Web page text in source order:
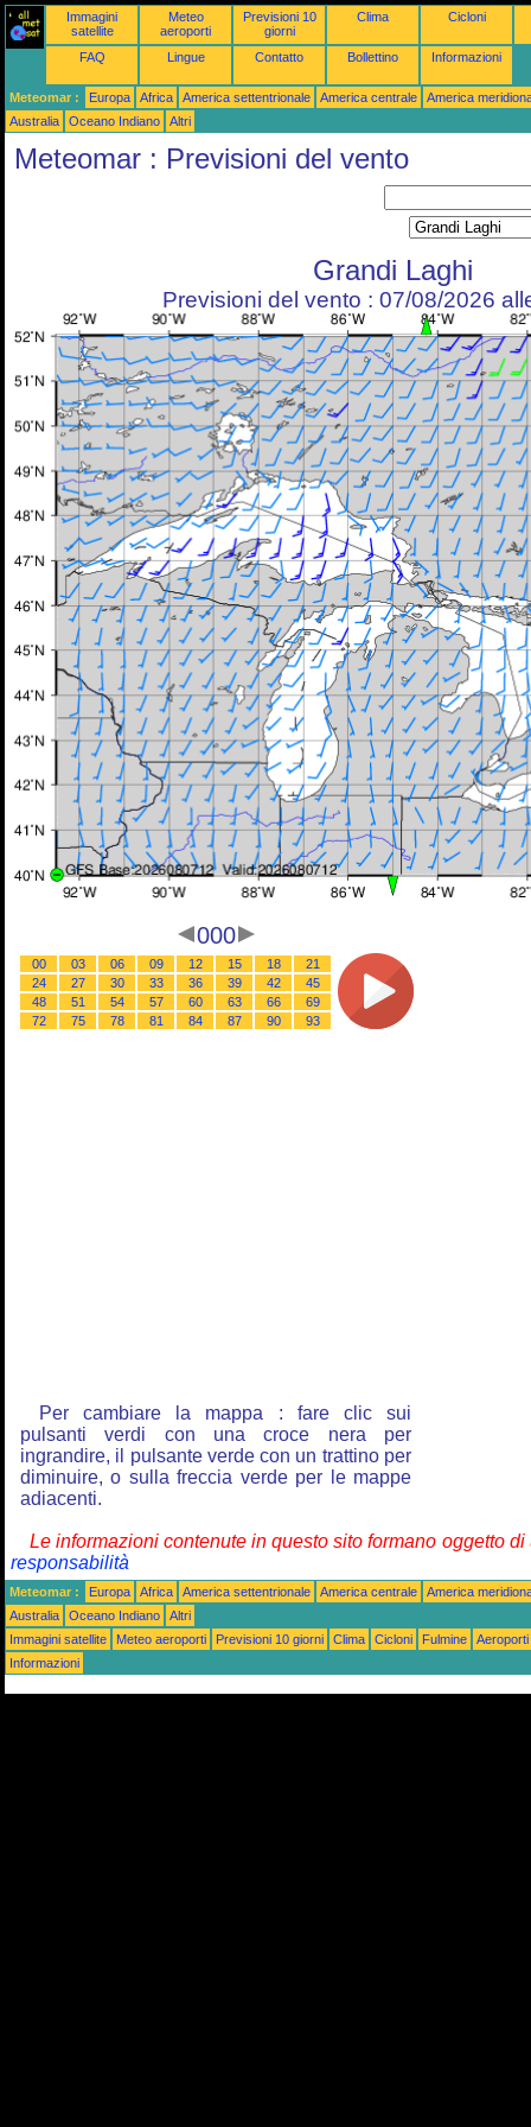
Immagini
satellite
Meteo
aeroporti
Previsioni 10
giorni
Clima Cicloni
FAQ Lingue Contatto Bollettino Informazioni
Meteomar : Europa Africa America settentrionale America centrale
America
Australia
Oceano Indiano Altri
Meteomar : Previsioni del vento
Grandi Laghi
Previsioni del vento : 07/08/2026
000
00 03 06 09 12 15 18
21
24
27 30 33 36 39 42
45
48
51 54 57 60 63 66
69
72
75 78 81 84 87 90 93
Per cambiare la mappa : fare clic sui
pulsanti verdi con una croce nera per
ingrandire, il pulsante verde con un trattino per
diminuire, o sulla freccia verde per le mappe
adiacenti.
Le informazioni contenute in questo sito formano oggetto
responsabilità
Meteomar : Europa Africa America settentrionale America centrale
America
Australia
Oceano Indiano
Altri
Immagini satellite
Meteo aeroporti Previsioni 10 giorni Clima Cicloni Fulmine
Aeroporti
Informazioni